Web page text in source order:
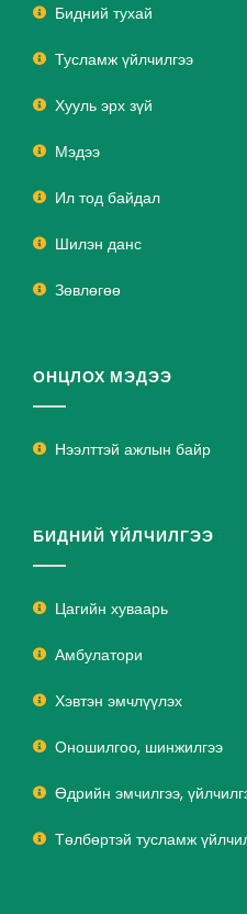
Бидний тухай
Тусламж үйлчилгээ
Хууль эрх зүй
Мэдээ
Ил тод байдал
Шилэн данс
Зөвлөгөө
ОНЦЛОХ МЭДЭЭ
Нээлттэй ажлын байр
БИДНИЙ ҮЙЛЧИЛГЭЭ
Цагийн хуваарь
Амбулатори
Хэвтэн эмчлүүлэх
Оношилгоо, шинжилгээ
Өдрийн эмчилгээ,
Төлбөртэй тусламж